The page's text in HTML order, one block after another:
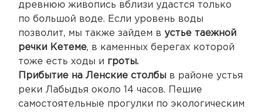
древнюю живопись вблизи удастся только
по большой воде. Если уровень воды
позволит, мы также зайдем в устье таежной
речки Кетеме, в каменных берегах которой
тоже есть ходы и гроты.
Прибытие на Ленские столбы в районе устья
реки Лабыдья около 14 часов. Пешие
самостоятельные прогулки по экологическим